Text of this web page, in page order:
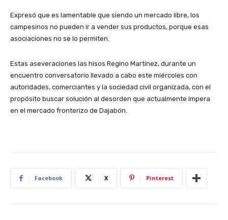
Expresó que es lamentable que siendo un mercado libre, los
campesinos no pueden ir a vender sus productos, porque esas
asociaciones no se lo permiten.
Estas aseveraciones las hisos Regino Martínez, durante un
encuentro conversatorio llevado a cabo este miércoles con
autoridades, comerciantes y la sociedad civil organizada, con el
propósito buscar solución al desorden que actualmente impera
en el mercado fronterizo de Dajabón.
Facebook X Pinterest